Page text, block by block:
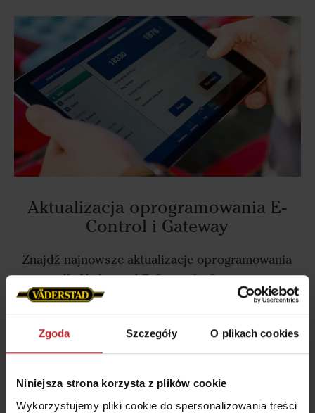
Zgoda Szczegóły O plikach cookies
Niniejsza strona korzysta z plików cookie
Wykorzystujemy pliki cookie do spersonalizowania treści
Aktualizacja oprogramowania E-
Control i Gateway
Znajdź najnowsze aktualizacje oprogramowania
dla Väderstad E-Control i Gateway.
Dowiedz się więcej